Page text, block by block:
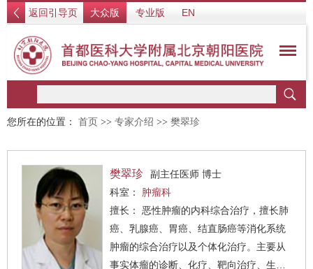
返回引导页 大众版 专业版 EN
您所在的位置： 首页 >> 专家介绍 >> 樊翠珍
樊翠珍
副主任医师 博士
科室： 肿瘤科
擅长： 恶性肿瘤的内科综合治疗，擅长肺
癌、乳腺癌、胃癌、结直肠癌等消化系统
肿瘤的综合治疗以及个体化治疗。主要从
事实体瘤的诊断、化疗、靶向治疗、生物